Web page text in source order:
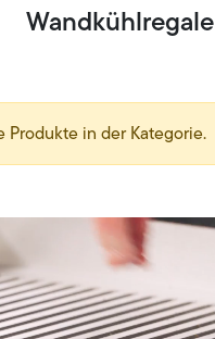
Wandkühlregale
Produkte in der Kategorie.